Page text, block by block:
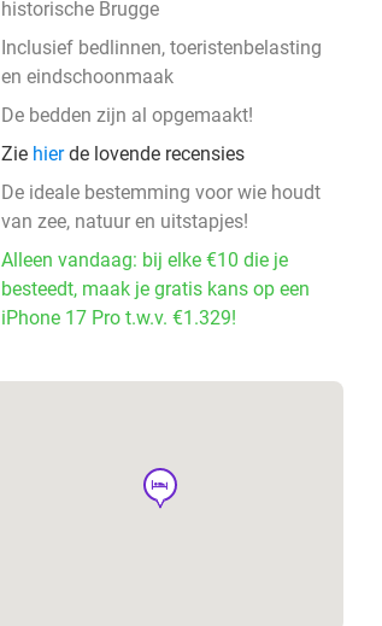
historische Brugge
Inclusief bedlinnen, toeristenbelasting
en eindschoonmaak
De bedden zijn al opgemaakt!
Zie hierde lovende recensies
De ideale bestemming voor wie houdt
van zee, natuur en uitstapjes!
Alleen vandaag: bij elke €10 die je
besteedt, maak je gratis kans op een
iPhone 17 Pro t.w.v. €1.329!
hotel